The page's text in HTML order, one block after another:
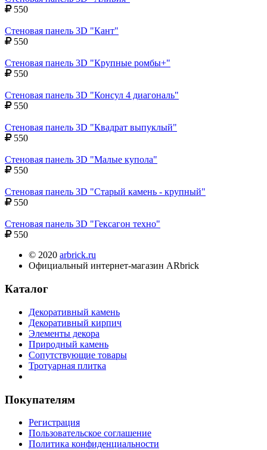
550
Стеновая панель 3D "Кант"
550
Стеновая панель 3D "Крупные ромбы+"
550
Стеновая панель 3D "Консул 4 диагональ"
550
Стеновая панель 3D "Квадрат выпуклый"
550
Стеновая панель 3D "Малые купола"
550
Стеновая панель 3D "Старый камень - крупный"
550
Стеновая панель 3D "Гексагон техно"
550
© 2020 arbrick.ru
Официальный интернет-магазин ARbrick
Каталог
Декоративный камень
Декоративный кирпич
Элементы декора
Природный камень
Сопутствующие товары
Тротуарная плитка
Покупателям
Регистрация
Пользовательское соглашение
Политика конфиденциальности